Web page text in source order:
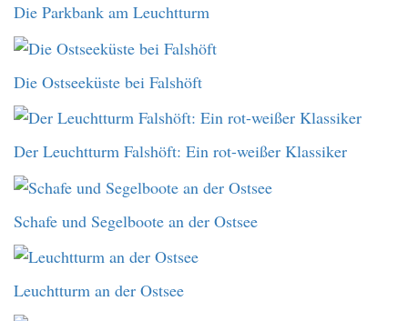
Die Parkbank am Leuchtturm
Die Ostseeküste bei Falshöft
Der Leuchtturm Falshöft: Ein rot-weißer Klassiker
Schafe und Segelboote an der Ostsee
Leuchtturm an der Ostsee